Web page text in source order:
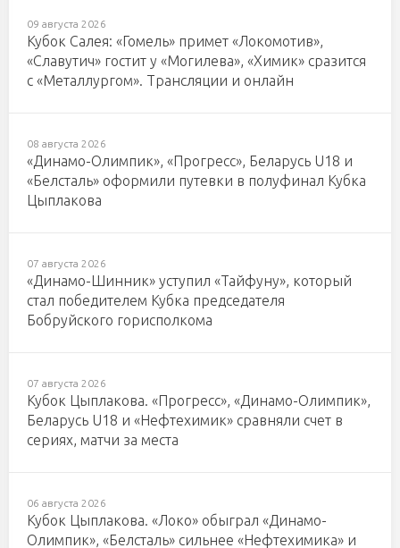
09 августа 2026
Кубок Салея: «Гомель» примет «Локомотив»,
«Славутич» гостит у «Могилева», «Химик» сразится
с «Металлургом». Трансляции и онлайн
08 августа 2026
«Динамо-Олимпик», «Прогресс», Беларусь U18 и
«Белсталь» оформили путевки в полуфинал Кубка
Цыплакова
07 августа 2026
«Динамо-Шинник» уступил «Тайфуну», который
стал победителем Кубка председателя
Бобруйского горисполкома
07 августа 2026
Кубок Цыплакова. «Прогресс», «Динамо-Олимпик»,
Беларусь U18 и «Нефтехимик» сравняли счет в
сериях, матчи за места
06 августа 2026
Кубок Цыплакова. «Локо» обыграл «Динамо-
Олимпик», «Белсталь» сильнее «Нефтехимика» и